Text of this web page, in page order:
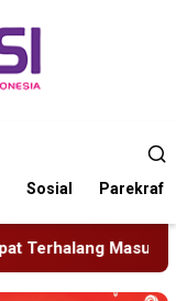
Sosial Parekraf
Sambut HUT RI